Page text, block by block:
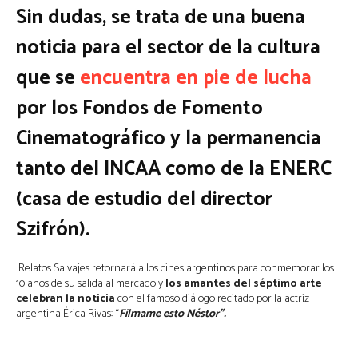
Sin dudas, se trata de una buena
noticia para el sector de la cultura
que seencuentra en pie de lucha
por losFondos de Fomento
Cinematográfico y la permanencia
tanto del INCAA como de la ENERC
(casa de estudio del director
Szifrón).
Relatos Salvajes retornará a los cines argentinos para conmemorar los
10 años de su salida al mercado ylos amantes del séptimo arte
celebran la noticiacon el famoso diálogo recitado por la actriz
argentina Érica Rivas: “Filmame esto Néstor”.